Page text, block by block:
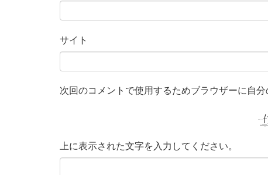
サイト
次回のコメントで使用するためブラウザーに自
上に表示された文字を入力してください。